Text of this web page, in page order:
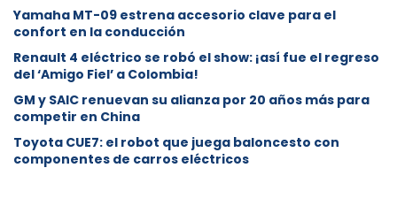
Yamaha MT-09 estrena accesorio clave para el
confort en la conducción
Renault 4 eléctrico se robó el show: ¡así fue el regreso
del ‘Amigo Fiel’ a Colombia!
GM y SAIC renuevan su alianza por 20 años más para
competir en China
Toyota CUE7: el robot que juega baloncesto con
componentes de carros eléctricos